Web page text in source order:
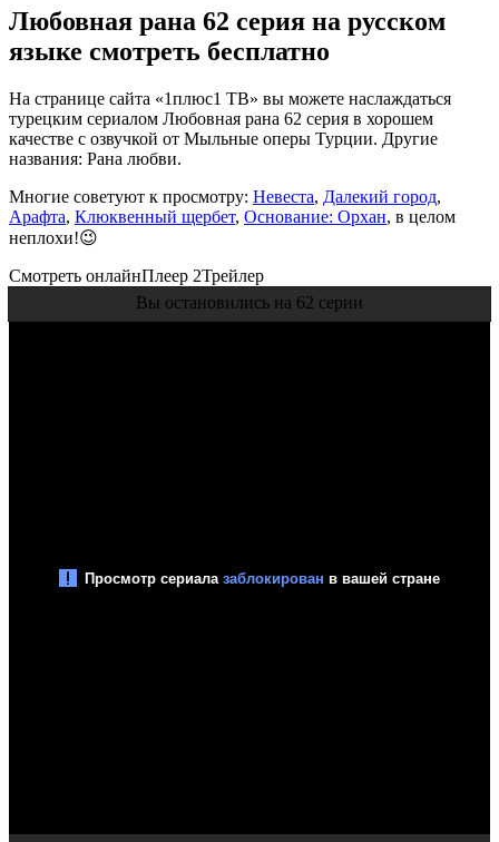
Любовная рана 62 серия на русском
языке смотреть бесплатно
На странице сайта «1плюс1 ТВ» вы можете наслаждаться
турецким сериалом Любовная рана 62 серия в хорошем
качестве с озвучкой от Мыльные оперы Турции. Другие
названия: Рана любви.
Многие советуют к просмотру: Невеста, Далекий город,
Арафта, Клюквенный щербет, Основание: Орхан, в целом
неплохи!😉
Смотреть онлайнПлеер 2Трейлер
Вы остановились на 62 серии